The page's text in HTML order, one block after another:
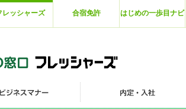
レッシャーズ 合宿免許 はじめの一歩目ナビ